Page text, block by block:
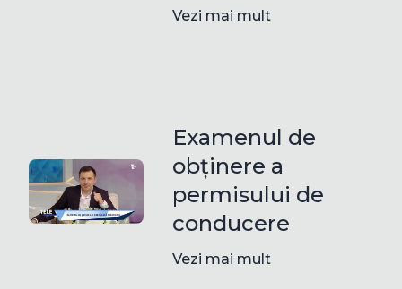
Vezi mai mult
Examenul de
obținere a
permisului de
conducere
Vezi mai mult